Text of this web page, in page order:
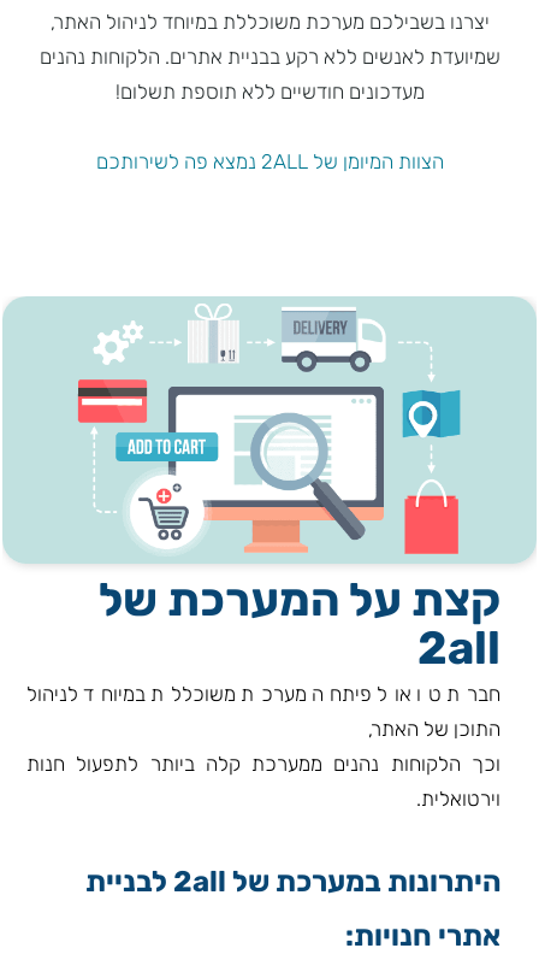
יצרנו בשבילכם מערכת משוכללת במיוחד לניהול האתר,
שמיועדת לאנשים ללא רקע בבניית אתרים. הלקוחות נהנים
מעדכונים חודשיים ללא תוספת תשלום!
הצוות המיומן של 2ALL נמצא פה לשירותכם
קצת על המערכת של
2all
חברת טו אול פיתחה מערכת משוכללת במיוחד לניהול
התוכן של האתר,
וכך הלקוחות נהנים ממערכת קלה ביותר לתפעול חנות
וירטואלית.
היתרונות במערכת של 2all לבניית
אתרי חנויות: